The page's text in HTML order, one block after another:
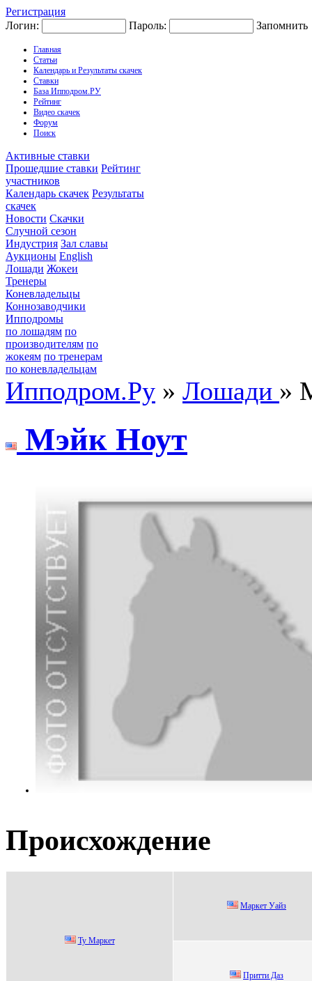
Регистрация
Логин:
Пароль: Запомнить
Главная
Статьи
Календарь и Результаты скачек
Ставки
База Ипподром.РУ
Рейтинг
Видео скачек
Форум
Поиск
Активные ставки
Прошедшие ставки Рейтинг
участников
Календарь скачек Результаты
скачек
Новости Скачки
Случной сезон
Индустрия Зал славы
Аукционы English
Лошади Жокеи
Тренеры
Коневладельцы
Коннозаводчики
Ипподромы
по лошадям по
производителям по
жокеям по тренерам
по коневладельцам
Ипподром.Ру » Лошади »
Мэйк Ноут
Происхождение
Ту Маpкeт
Маpкет Уайз
Притти Дaз